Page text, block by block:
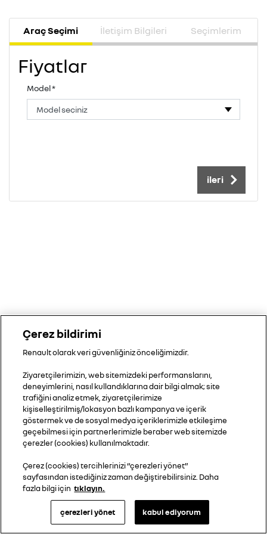
Araç Seçimi İletişim Bilgileri Seçimlerim
Fiyatlar
Model*
i̇leri
Çerez bildirimi
Renault olarak veri güvenliğiniz önceliğimizdir.
Ziyaretçilerimizin, web sitemizdeki performanslarını,
deneyimlerini, nasıl kullandıklarına dair bilgi almak; site
trafiğini analiz etmek, ziyaretçilerimize
kişiselleştirilmiş/lokasyon bazlı kampanya ve içerik
göstermek ve de sosyal medya içeriklerimizle etkileşime
geçebilmesi için partnerlerimizle beraber web sitemizde
çerezler (cookies) kullanılmaktadır.
Çerez (cookies) tercihlerinizi “çerezleri yönet”
sayfasından istediğiniz zaman değiştirebilirsiniz. Daha
fazla bilgi için tıklayın.
çerezleri yönet kabul ediyorum